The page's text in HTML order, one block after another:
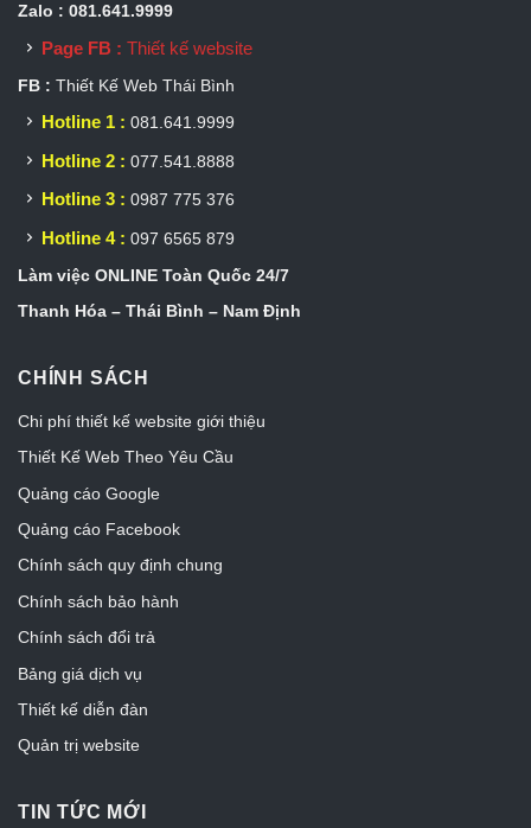
Zalo : 081.641.9999
Page FB : Thiết kế website
FB : Thiết Kế Web Thái Bình
Hotline 1 : 081.641.9999
Hotline 2 : 077.541.8888
Hotline 3 : 0987 775 376
Hotline 4 : 097 6565 879
Làm việc ONLINE Toàn Quốc 24/7
Thanh Hóa – Thái Bình – Nam Định
CHÍNH SÁCH
Chi phí thiết kế website giới thiệu
Thiết Kế Web Theo Yêu Cầu
Quảng cáo Google
Quảng cáo Facebook
Chính sách quy định chung
Chính sách bảo hành
Chính sách đổi trả
Bảng giá dịch vụ
Thiết kế diễn đàn
Quản trị website
TIN TỨC MỚI